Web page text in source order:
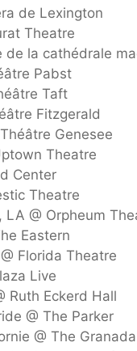
de Lexington
Theatre
de la cathédrale
Pabst
Taft
Fitzgerald
Genesee
Theatre
Center
Theatre
@ Orpheum
Eastern
Florida Theatre
Live
Ruth Eckerd Hall
@ The Parker
@ The